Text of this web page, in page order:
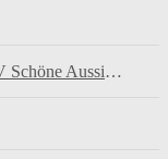
Herzlich Willkommen beim KGV Schöne Aussicht e.V.